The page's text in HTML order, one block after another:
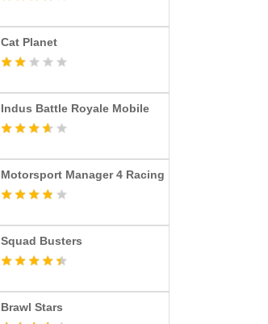
Cat Planet
Indus Battle Royale Mobile
Motorsport Manager 4 Racing
Squad Busters
Brawl Stars